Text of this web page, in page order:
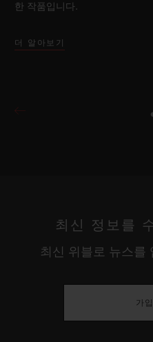
한 작품입니다.
더 알아보기
최신 정보를
최신 위블로 뉴스를
가